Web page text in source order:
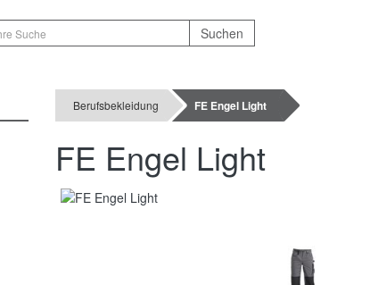
Berufsbekleidung FE Engel Light
FE Engel Light